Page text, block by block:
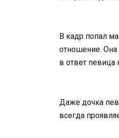
В кадр попал
отношение.
в ответ певица
Даже дочка
всегда